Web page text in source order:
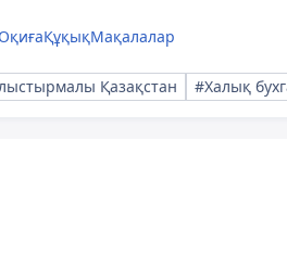
ОқиғаҚұқықМақалалар
Қазақстан #Халық